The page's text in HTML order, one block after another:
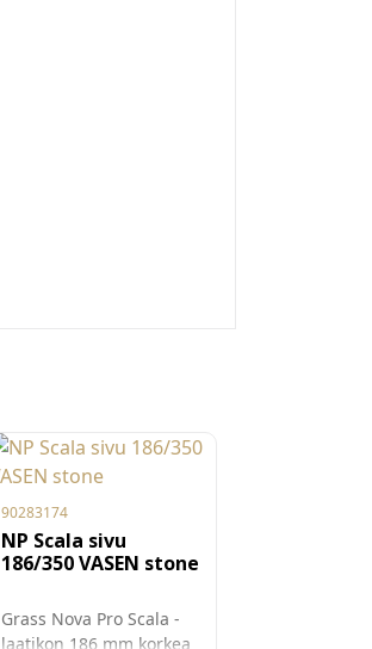
90283174
NP Scala sivu
186/350 VASEN stone
Grass Nova Pro Scala -
laatikon 186 mm korkea